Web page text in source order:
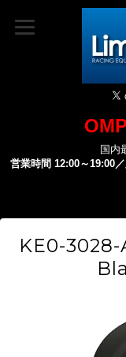
国内
営業時間 12:00～19:00
KE0-